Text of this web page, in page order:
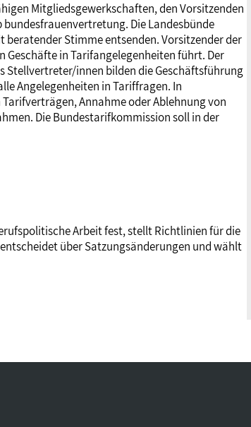
Mitgliedsgewerkschaften, den Vorsitzenden
Die Landesbünde
Stimme entsenden. Vorsitzender der
in Tarifangelegenheiten führt. Der
Stellvertreter/innen bilden die Geschäftsführung
Angelegenheiten in Tariffragen. In
Annahme oder Ablehnung von
Die Bundestarifkommission soll in der
Arbeit fest, stellt Richtlinien für die
über Satzungsänderungen und wählt